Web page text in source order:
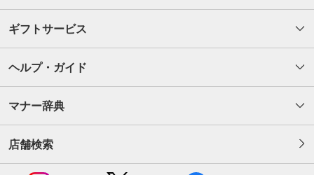
ギフトサービス
ヘルプ・ガイド
マナー辞典
店舗検索